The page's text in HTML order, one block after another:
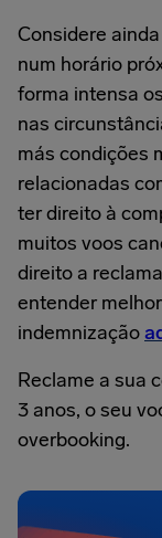
Considere
num horário
forma intensa
nas
más condições
relacionadas
ter direito à
muitos voos
direito a
entender
indemnização
Reclame a sua
3 anos, o seu
overbooking.